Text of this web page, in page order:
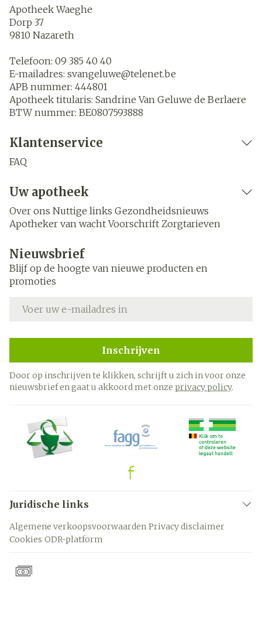
Apotheek Waeghe
Dorp 37
9810 Nazareth
Telefoon: 09 385 40 40
E-mailadres: svangeluwe@telenet.be
APB nummer: 444801
Apotheek titularis: Sandrine Van Geluwe de Berlaere
BTW nummer: BE0807593888
Klantenservice
FAQ
Uw apotheek
Over ons Nuttige links Gezondheidsnieuws
Apotheker van wacht Voorschrift Zorgtarieven
Nieuwsbrief
Blijf op de hoogte van nieuwe producten en
promoties
Inschrijven
Door op inschrijven te klikken, schrijft u zich in voor onze
nieuwsbrief en gaat u akkoord met onze privacy policy.
Juridische links
Algemene verkoopsvoorwaarden Privacy disclaimer
Cookies ODR-platform